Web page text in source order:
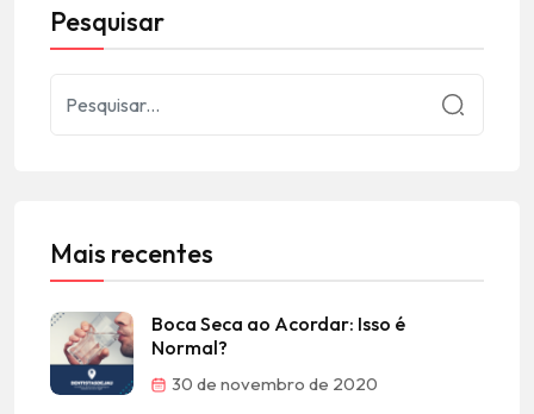
Pesquisar
Mais recentes
Boca Seca ao Acordar: Isso é
Normal?
30 de novembro de 2020